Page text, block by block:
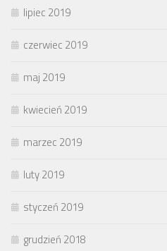
lipiec 2019
czerwiec 2019
maj 2019
kwiecień 2019
marzec 2019
luty 2019
styczeń 2019
grudzień 2018